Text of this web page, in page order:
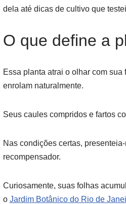
dela até dicas de cultivo que
O que define a
Essa planta atrai o olhar com
enrolam naturalmente.
Seus caules compridos e fartos
Nas condições certas,
recompensador.
Curiosamente, suas folhas
o Jardim Botânico do Rio de